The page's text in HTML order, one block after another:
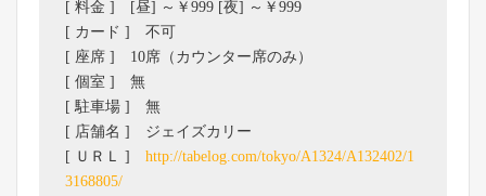
[ 料金 ] [昼] ～￥999 [夜] ～￥999
[ カード ] 不可
[ 座席 ] 10席（カウンター席のみ）
[ 個室 ] 無
[ 駐車場 ] 無
[ 店舗名 ] ジェイズカリー
[ ＵＲＬ ] http://tabelog.com/tokyo/A1324/A132402/1
3168805/